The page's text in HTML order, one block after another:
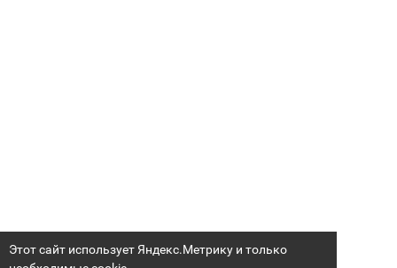
Этот сайт использует Яндекс.Метрику и только